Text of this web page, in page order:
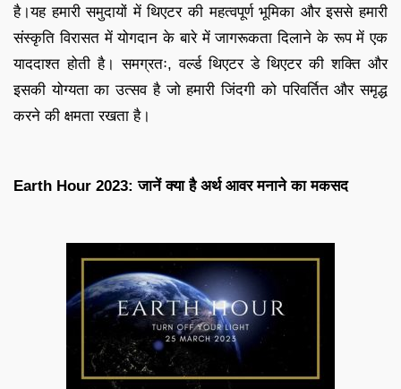
है।यह हमारी समुदायों में थिएटर की महत्वपूर्ण भूमिका और इससे हमारी
संस्कृति विरासत में योगदान के बारे में जागरूकता दिलाने के रूप में एक
याददाश्त होती है। समग्रतः, वर्ल्ड थिएटर डे थिएटर की शक्ति और
इसकी योग्यता का उत्सव है जो हमारी जिंदगी को परिवर्तित और समृद्ध
करने की क्षमता रखता है।
Earth Hour 2023: जानें क्‍या है अर्थ आवर मनाने का मकसद